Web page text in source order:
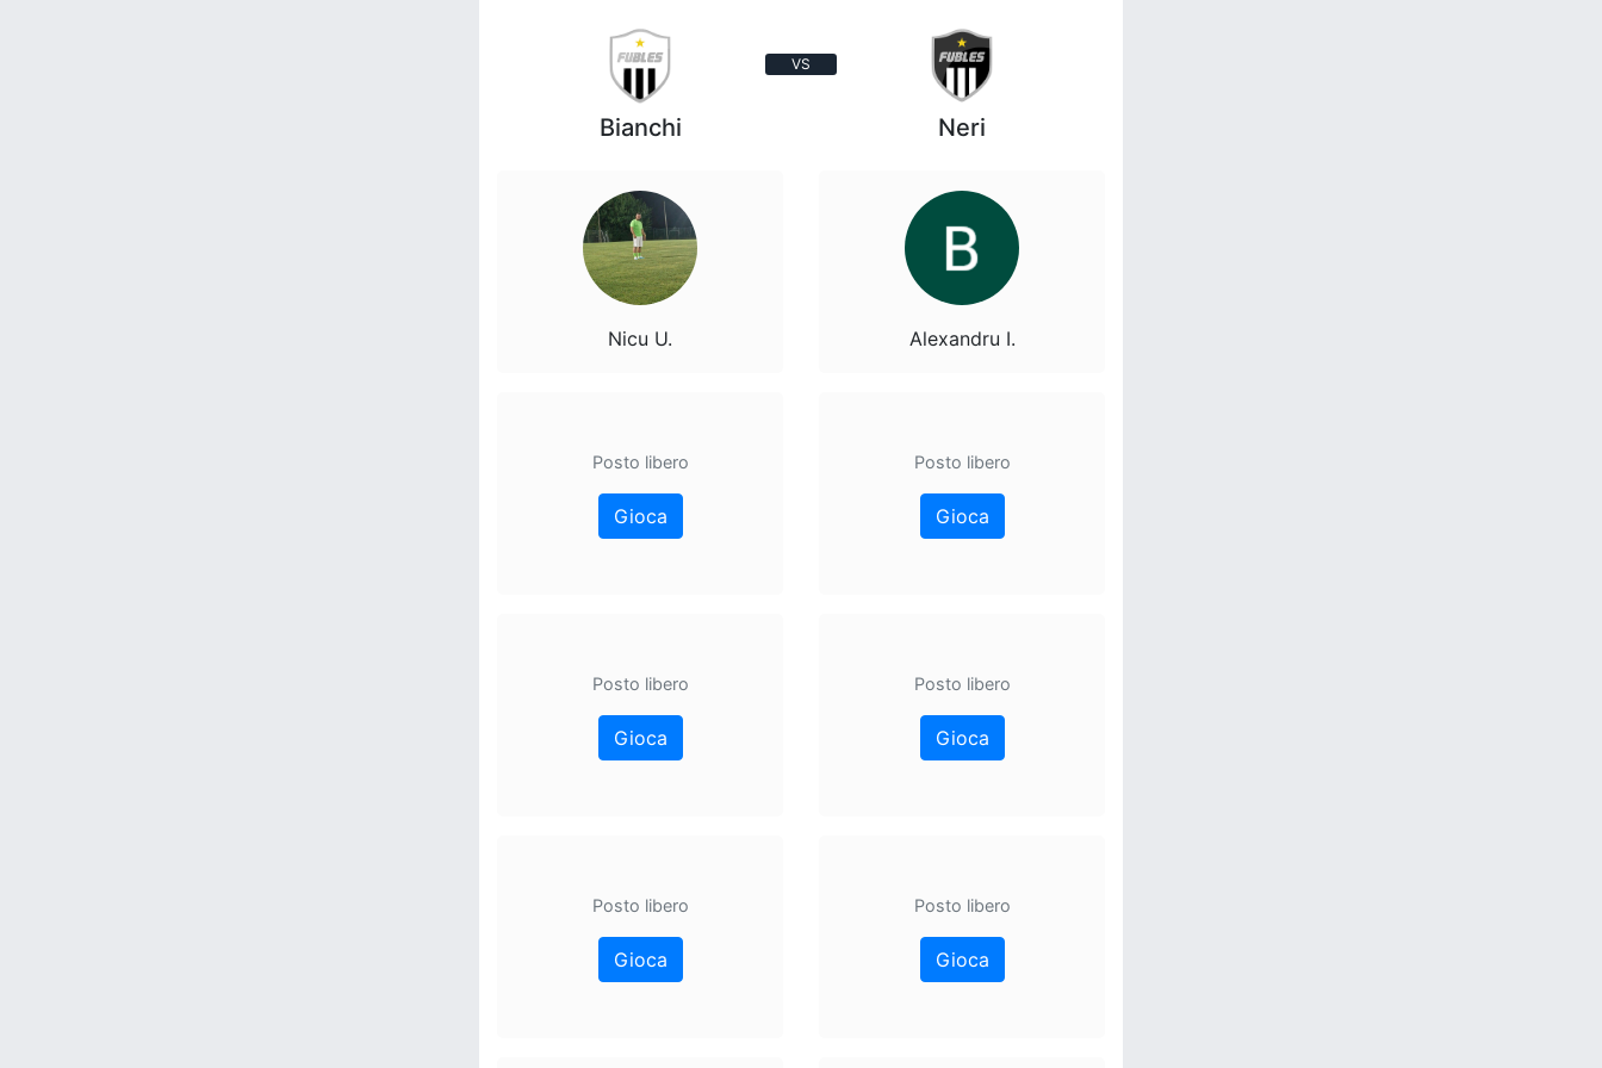
VS
Bianchi
Nicu U.
Posto libero
Gioca
Posto libero
Gioca
Posto libero
Gioca
Neri
Alexandru I.
Posto libero
Gioca
Posto libero
Gioca
Posto libero
Gioca